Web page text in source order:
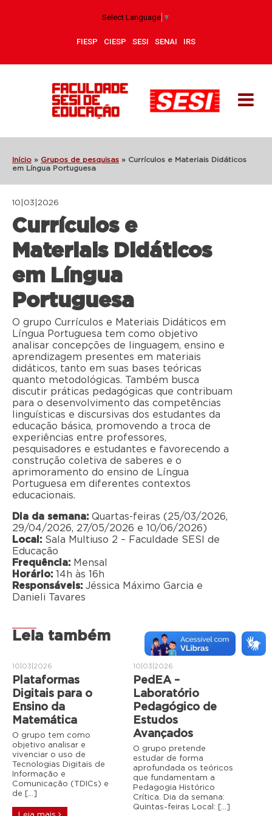
Select Language ▼
FIESP CIESP SESI SENAI IRS
Início » Grupos de pesquisas » Currículos e Materiais Didáticos
em Língua Portuguesa
10|03|2026
Currículos e
Materiais Didáticos
em Língua
Portuguesa
O grupo Currículos e Materiais Didáticos em
Língua Portuguesa tem como objetivo
analisar concepções de linguagem, ensino e
aprendizagem presentes em materiais
didáticos, tanto em suas bases teóricas
quanto metodológicas. Também busca
discutir práticas pedagógicas que contribuam
para o desenvolvimento das competências
linguísticas e discursivas dos estudantes da
educação básica, promovendo a troca de
experiências entre professores,
pesquisadores e estudantes e favorecendo a
construção coletiva de saberes e o
aprimoramento do ensino de Língua
Portuguesa em diferentes contextos
educacionais.
Dia da semana: Quartas-feiras (25/03/2026,
29/04/2026, 27/05/2026 e 10/06/2026)
Local: Sala Multiuso 2 – Faculdade SESI de
Educação
Frequência: Mensal
Horário: 14h às 16h
Responsáveis: Jéssica Máximo Garcia e
Danieli Tavares
Leia também
10|03|2026
Plataformas
Digitais para o
Ensino da
Matemática
O grupo tem como
objetivo analisar e
vivenciar o uso de
Tecnologias Digitais de
Informação e
Comunicação (TDICs) e
de […]
10|03|2026
PedEA –
Laboratório
Pedagógico de
Estudos
Avançados
O grupo pretende
estudar de forma
aprofundada os teóricos
que fundamentam a
Pedagogia Histórico
Crítica. Dia da semana:
Quintas-feiras Local: […]